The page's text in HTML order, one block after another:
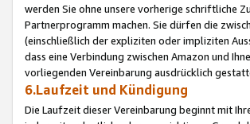
werden Sie ohne unsere vorherige schriftliche
Partnerprogramm machen. Sie dürfen die
(einschließlich der expliziten oder impliziten
dass eine Verbindung zwischen Amazon und
vorliegenden Vereinbarung ausdrücklich
6.Laufzeit und Kündigung
Die Laufzeit dieser Vereinbarung beginnt mit